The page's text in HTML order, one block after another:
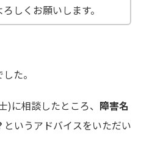
しくお願いします。
た。
)に相談したところ、 障害名
というアドバイスをいただい